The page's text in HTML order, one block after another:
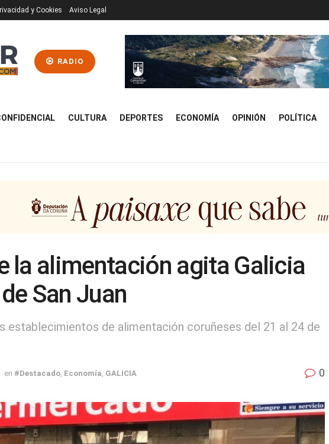
y Cookies Aviso Legal
RADIO
CULTURA DEPORTES ECONOMÍA OPINIÓN POLÍTICA
la alimentación agita Galicia
San Juan
establecimientos de alimentación coruñeses del 21 al 24 de
en #Destacado Economía GALICIA 0